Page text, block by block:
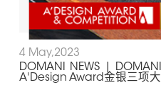
4 May,2023
DOMANI NEWS |
A'Design Award金银三项